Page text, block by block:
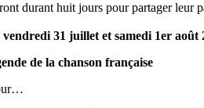
durant huit jours pour partager leur
vendredi 31 juillet et samedi 1er août
de la chanson française